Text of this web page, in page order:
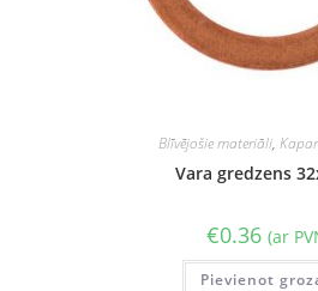
Blīvējošie materiāli,
Vara gredzens
€0.36 (ar
Pievienot